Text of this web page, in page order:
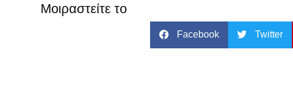
Μοιραστείτε το
Facebook Twitter